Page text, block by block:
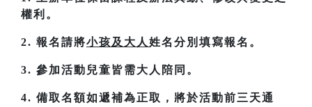
權利。
2. 報名請將小孩及大人 姓名分別填寫報名。
3. 參加活動兒童皆需大人陪同。
4. 備取名額如遞補為正取，將於活動前三天通